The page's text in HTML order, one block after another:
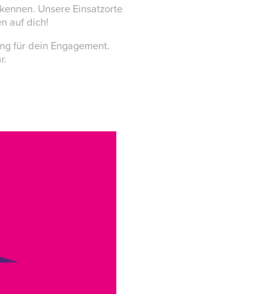
Unsere Einsatzorte
auf dich!
für dein Engagement.